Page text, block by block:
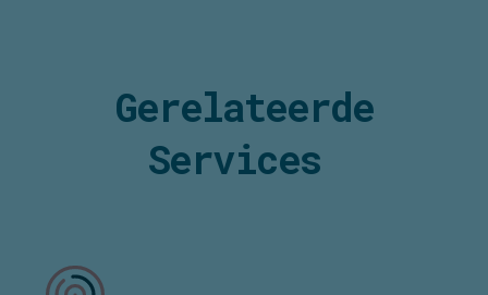
Gerelateerde
Services